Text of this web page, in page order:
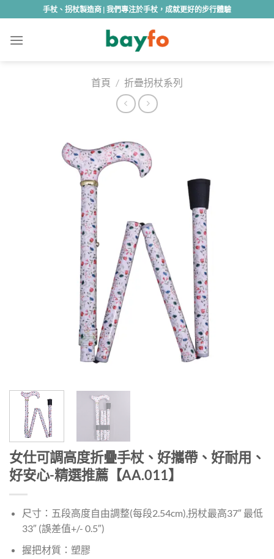
to
content
手杖、拐杖製造商 | 我們專注於手杖，成就更好的步行體驗
首頁 / 折疊拐杖系列
女仕可調高度折疊手杖、好攜帶、好耐用、
好安心-精選推薦【AA.011】
尺寸：五段高度自由調整(每段2.54cm),拐杖最高37″ 最低
33″ (誤差值+/- 0.5″)
握把材質：塑膠